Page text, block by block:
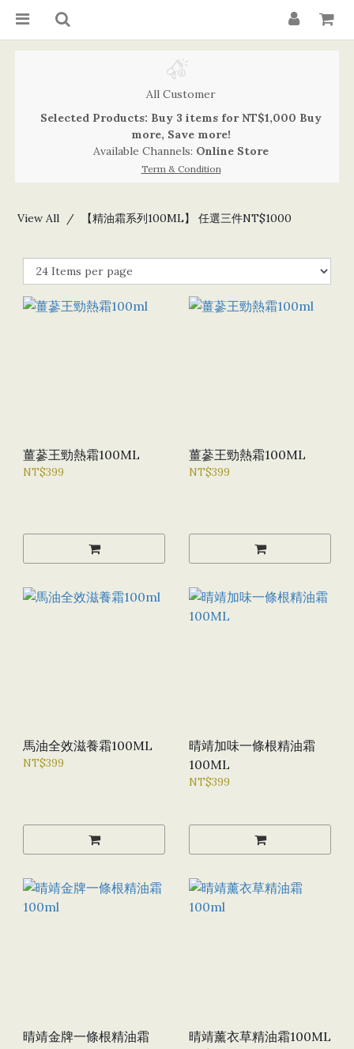
All Customer
Selected Products: Buy 3 items for NT$1,000 Buy
more, Save more!
Available Channels: Online Store
Term & Condition
View All 【精油霜系列100ML】 任選三件NT$1000
薑蔘王勁熱霜100ML
NT$399
薑蔘王勁熱霜100ML
NT$399
馬油全效滋養霜100ML
NT$399
晴靖加味一條根精油霜
100ML
NT$399
晴靖金牌一條根精油霜
晴靖薰衣草精油霜100ML